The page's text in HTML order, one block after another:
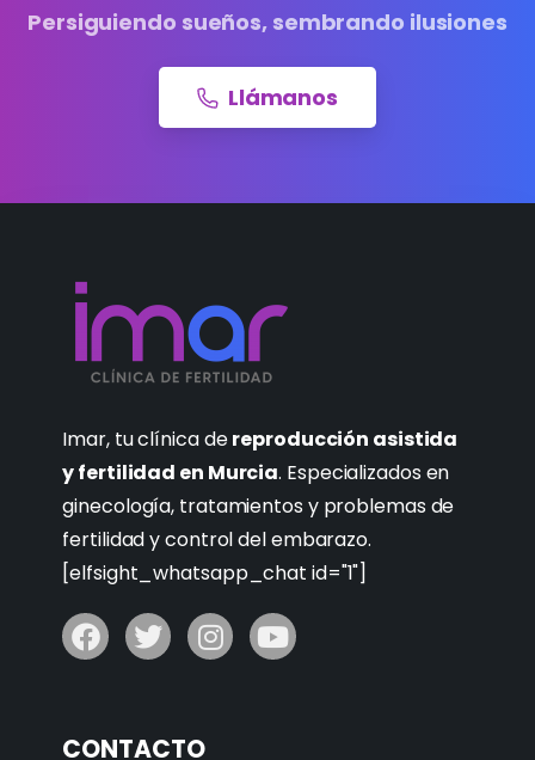
Persiguiendo sueños, sembrando ilusiones
Llámanos
Imar, tu clínica dereproducción asistida
y fertilidad en Murcia. Especializados en
ginecología, tratamientos y problemas de
fertilidad y control del embarazo.
[elfsight_whatsapp_chat id="1"]
CONTACTO